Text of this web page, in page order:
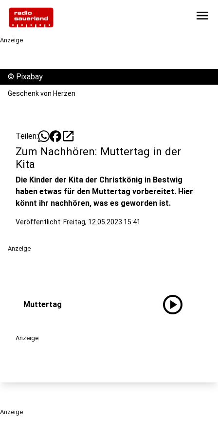
menu
Anzeige
© Pixabay
Geschenk von Herzen
Teilen: open_in_new
Zum Nachhören: Muttertag in der
Kita
Die Kinder der Kita der Christkönig in Bestwig
haben etwas für den Muttertag vorbereitet. Hier
könnt ihr nachhören, was es geworden ist.
Veröffentlicht: Freitag, 12.05.2023 15:41
Anzeige
Muttertag play_circle
Anzeige
Anzeige